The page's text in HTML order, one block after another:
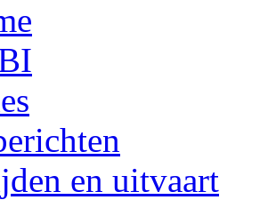
en uitvaart